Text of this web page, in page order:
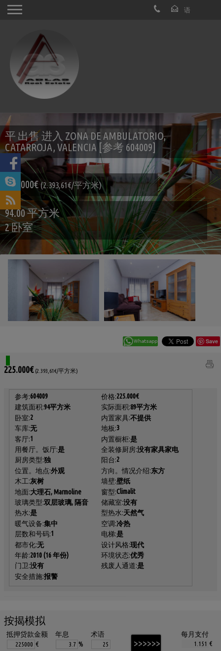
平 出售 进入 ZONA DE AMBULATORIO,
CATARROJA, VALENCIA [参考 604009]
225.000€ (2.393,61€/平方米)
94.00 平方米
2 卧室
Save
225.000€ (2.393,61€/平方米)
参考:604009 价格:225.000€
建筑面积:94平方米 实际面积:89平方米
卧室:2 内置家具:不提供
车库:无 地板:3
客厅:1 内置橱柜:是
用餐厅。饭厅:是 全装修厨房:没有家具家电
厨房类型:独 阳台:2
位置。地点:外观 方向。情况介绍:东方
木工:灰树 墙壁:壁纸
地面:大理石, Marmoline 窗型:Climalit
玻璃类型:双层玻璃, 隔音 储藏室:没有
热水:是 型热水:天然气
暖气设备:集中 空调:冷热
层数和号码:1 电梯:是
都市化:无 设计风格:现代
年龄:2010 (16 年份) 环境状态:优秀
门卫:没有 残废人通道:是
安全措施:报警
按揭模拟
抵押贷款金额
€
年息
%
术语
每月支付
€